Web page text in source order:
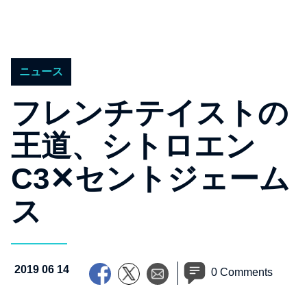
ニュース
フレンチテイストの
王道、シトロエン
C3✕セントジェーム
ス
2019 06 14 0 Comments